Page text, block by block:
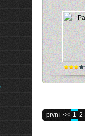
první << 1 2